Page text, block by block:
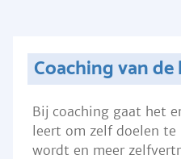
Coaching van
Bij coaching gaat het
leert om zelf doelen
wordt en meer